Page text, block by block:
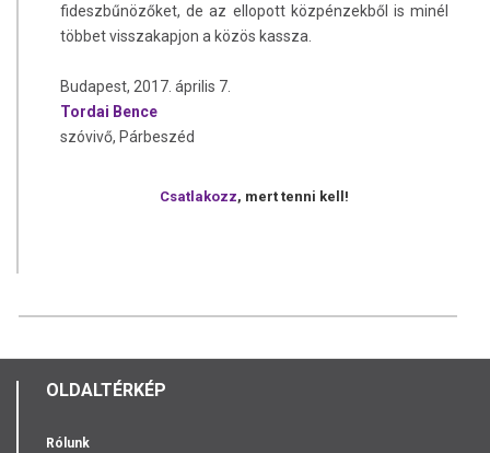
fideszbűnözőket, de az ellopott közpénzekből is minél
többet visszakapjon a közös kassza.
Budapest, 2017. április 7.
Tordai Bence
szóvivő, Párbeszéd
Csatlakozz, mert tenni kell!
OLDALTÉRKÉP
Rólunk